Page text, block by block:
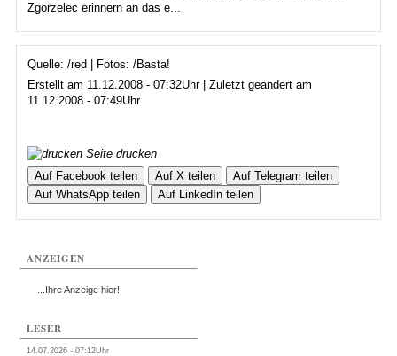
Zgorzelec erinnern an das e...
Quelle: /red | Fotos: /Basta!
Erstellt am 11.12.2008 - 07:32Uhr | Zuletzt geändert am
11.12.2008 - 07:49Uhr
Seite drucken
Auf Facebook teilen
Auf X teilen
Auf Telegram teilen
Auf WhatsApp teilen
Auf LinkedIn teilen
ANZEIGEN
...Ihre Anzeige hier!
LESER
14.07.2026 - 07:12Uhr